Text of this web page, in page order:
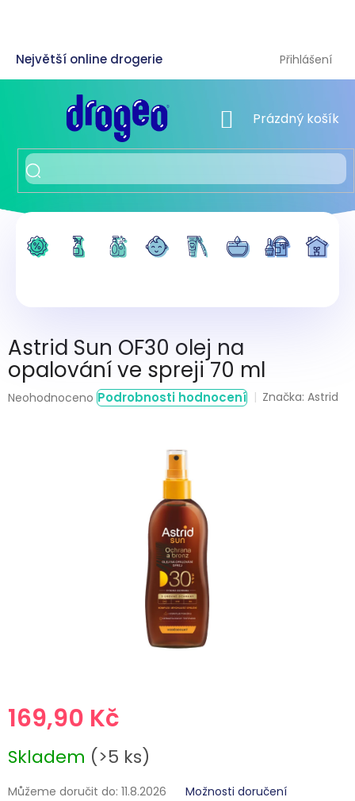
Přihlášení
NÁKUPNÍ KOŠÍK
Prázdný košík
Astrid Sun OF30 olej na
opalování ve spreji 70 ml
Průměrné
Neohodnoceno Podrobnosti hodnocení Značka:Astrid
169,90 Kč
cena:
Skladem (>5 ks)
Můžeme doručit do: 11.8.2026 Možnosti doručení